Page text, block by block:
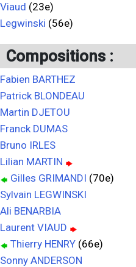
Viaud (23e)
Legwinski (56e)
Compositions :
Fabien BARTHEZ
Patrick BLONDEAU
Martin DJETOU
Franck DUMAS
Bruno IRLES
Lilian MARTIN
Gilles GRIMANDI (70e)
Sylvain LEGWINSKI
Ali BENARBIA
Laurent VIAUD
Thierry HENRY (66e)
Sonny ANDERSON